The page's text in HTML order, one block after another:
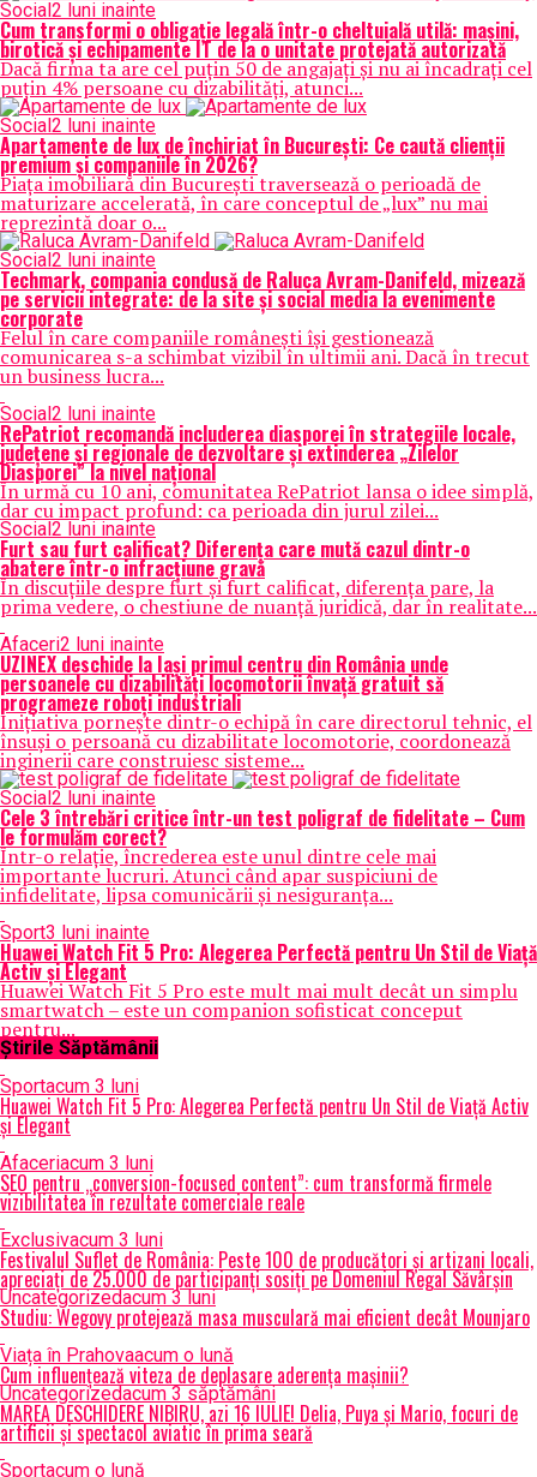
Social2 luni inainte
Cum transformi o obligație legală într-o cheltuială utilă: mașini,
birotică și echipamente IT de la o unitate protejată autorizată
Dacă firma ta are cel puțin 50 de angajați și nu ai încadrați cel
puțin 4% persoane cu dizabilități, atunci...
Social2 luni inainte
Apartamente de lux de închiriat în București: Ce caută clienții
premium și companiile în 2026?
Piața imobiliară din București traversează o perioadă de
maturizare accelerată, în care conceptul de „lux” nu mai
reprezintă doar o...
Social2 luni inainte
Techmark, compania condusă de Raluca Avram-Danifeld, mizează
pe servicii integrate: de la site și social media la evenimente
corporate
Felul în care companiile românești își gestionează
comunicarea s-a schimbat vizibil în ultimii ani. Dacă în trecut
un business lucra...
Social2 luni inainte
RePatriot recomandă includerea diasporei în strategiile locale,
județene și regionale de dezvoltare și extinderea „Zilelor
Diasporei” la nivel național
În urmă cu 10 ani, comunitatea RePatriot lansa o idee simplă,
dar cu impact profund: ca perioada din jurul zilei...
Social2 luni inainte
Furt sau furt calificat? Diferența care mută cazul dintr-o
abatere într-o infracțiune gravă
În discuțiile despre furt și furt calificat, diferența pare, la
prima vedere, o chestiune de nuanță juridică, dar în realitate...
Afaceri2 luni inainte
UZINEX deschide la Iași primul centru din România unde
persoanele cu dizabilități locomotorii învață gratuit să
programeze roboți industriali
Inițiativa pornește dintr-o echipă în care directorul tehnic, el
însuși o persoană cu dizabilitate locomotorie, coordonează
inginerii care construiesc sisteme...
Social2 luni inainte
Cele 3 întrebări critice într-un test poligraf de fidelitate – Cum
le formulăm corect?
Într-o relație, încrederea este unul dintre cele mai
importante lucruri. Atunci când apar suspiciuni de
infidelitate, lipsa comunicării și nesiguranța...
Sport3 luni inainte
Huawei Watch Fit 5 Pro: Alegerea Perfectă pentru Un Stil de Viață
Activ și Elegant
Huawei Watch Fit 5 Pro este mult mai mult decât un simplu
smartwatch – este un companion sofisticat conceput
pentru...
Știrile Săptămânii
Sportacum 3 luni
Huawei Watch Fit 5 Pro: Alegerea Perfectă pentru Un Stil de Viață Activ
și Elegant
Afaceriacum 3 luni
SEO pentru „conversion-focused content”: cum transformă firmele
vizibilitatea în rezultate comerciale reale
Exclusivacum 3 luni
Festivalul Suflet de România: Peste 100 de producători și artizani locali,
apreciați de 25.000 de participanți sosiți pe Domeniul Regal Săvârșin
Uncategorizedacum 3 luni
Studiu: Wegovy protejează masa musculară mai eficient decât Mounjaro
Viața în Prahovaacum o lună
Cum influențează viteza de deplasare aderența mașinii?
Uncategorizedacum 3 săptămâni
MAREA DESCHIDERE NIBIRU, azi 16 IULIE! Delia, Puya și Mario, focuri de
artificii și spectacol aviatic în prima seară
Sportacum o lună